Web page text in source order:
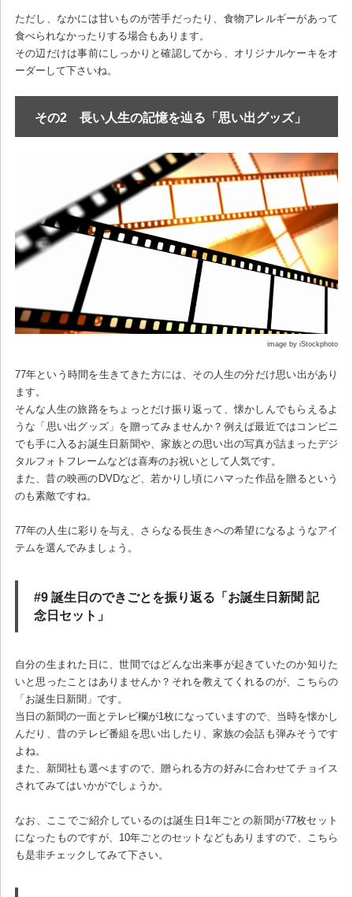
ただし、なかには甘いものが苦手だったり、食物アレルギーがあって
食べられなかったりする場合もあります。
その辺だけは事前にしっかりと確認してから、オリジナルケーキをオ
ーダーして下さいね。
その2 長い人生の記憶を辿る「思い出グッズ」
image by iStockphoto
77年という時間を生きてきた方には、その人生の分だけ思い出があり
ます。
そんな人生の旅路をちょっとだけ振り返って、懐かしんでもらえるよ
うな「思い出グッズ」を贈ってみませんか？例えば最近ではコンビニ
でも手に入るお誕生日新聞や、家族との思い出の写真が詰まったデジ
タルフォトフレームなどは喜寿のお祝いとして人気です。
また、昔の映画のDVDなど、若かりし頃にハマった作品を贈るという
のも素敵ですね。
77年の人生に彩りを与え、さらなる長生きへの希望になるようなアイ
テムを選んでみましょう。
#9 誕生日のできごとを振り返る「お誕生日新聞 記
念日セット」
自分の生まれた日に、世間ではどんな出来事が起きていたのか知りた
いと思ったことはありませんか？それを教えてくれるのが、こちらの
「お誕生日新聞」です。
当日の新聞の一面とテレビ欄が1枚になっていますので、当時を懐かし
んだり、昔のテレビ番組を思い出したり、家族の会話も弾みそうです
よね。
また、新聞社も選べますので、贈られる方の好みに合わせてチョイス
されてみてはいかがでしょうか。
なお、ここでご紹介しているのは誕生日1年ごとの新聞が77枚セット
になったものですが、10年ごとのセットなどもありますので、こちら
も是非チェックしてみて下さい。